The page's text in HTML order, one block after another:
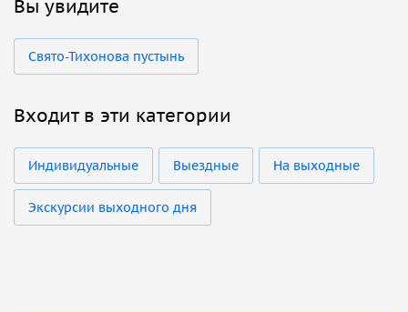
Вы увидите
Свято-Тихонова пустынь
Входит в эти категории
Индивидуальные Выездные На выходные
Экскурсии выходного дня